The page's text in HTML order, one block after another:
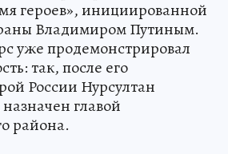
героев», инициированной
Владимиром Путиным.
уже продемонстрировал
так, после его
России Нурсултан
главой
района.